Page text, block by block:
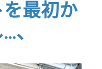
最初か
、